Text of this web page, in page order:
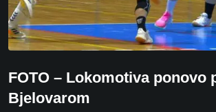
FOTO – Lokomotiva ponovo
Bjelovarom